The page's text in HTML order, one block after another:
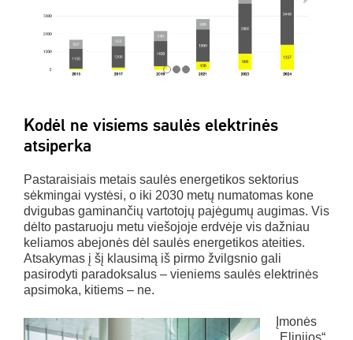
Kodėl ne visiems saulės elektrinės
atsiperka
Pastaraisiais metais saulės energetikos sektorius
sėkmingai vystėsi, o iki 2030 metų numatomas kone
dvigubas gaminančių vartotojų pajėgumų augimas. Vis
dėlto pastaruoju metu viešojoje erdvėje vis dažniau
keliamos abejonės dėl saulės energetikos ateities.
Atsakymas į šį klausimą iš pirmo žvilgsnio gali
pasirodyti paradoksalus – vieniems saulės elektrinės
apsimoka, kitiems – ne.
Įmonės
„Elinijos“